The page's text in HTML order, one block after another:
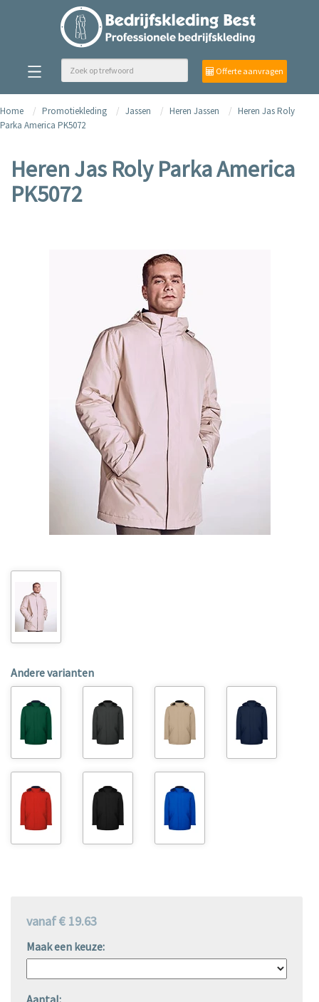
Offerte aanvragen
Home Promotiekleding Jassen Heren Jassen
Heren Jas Roly
Parka America PK5072
Heren Jas Roly Parka America
PK5072
Andere varianten
vanaf € 19.63
Maak een keuze:
Aantal: